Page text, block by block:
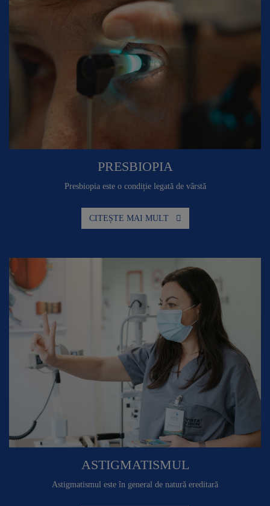
PRESBIOPIA
Presbiopia este o condiție legată de vârstă
CITEȘTE MAI MULT
ASTIGMATISMUL
Astigmatismul este în general de natură ereditară